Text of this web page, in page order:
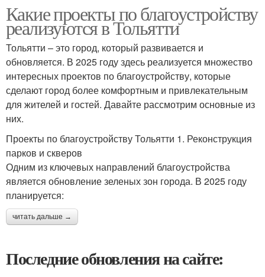
Какие проекты по благоустройству
реализуются в Тольятти
Тольятти – это город, который развивается и
обновляется. В 2025 году здесь реализуется множество
интересных проектов по благоустройству, которые
сделают город более комфортным и привлекательным
для жителей и гостей. Давайте рассмотрим основные из
них.
Проекты по благоустройству Тольятти 1. Реконструкция
парков и скверов
Одним из ключевых направлений благоустройства
является обновление зеленых зон города. В 2025 году
планируется:
читать дальше →
Последние обновления на сайте: